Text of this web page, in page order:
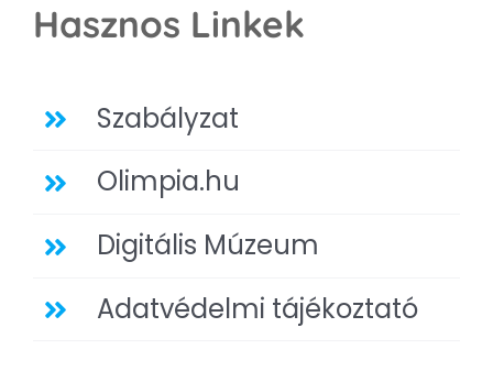
Hasznos Linkek
Szabályzat
Olimpia.hu
Digitális Múzeum
Adatvédelmi tájékoztató